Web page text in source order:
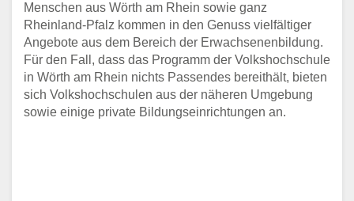
Menschen aus Wörth am Rhein sowie ganz
Rheinland-Pfalz kommen in den Genuss vielfältiger
Angebote aus dem Bereich der Erwachsenenbildung.
Für den Fall, dass das Programm der Volkshochschule
in Wörth am Rhein nichts Passendes bereithält, bieten
sich Volkshochschulen aus der näheren Umgebung
sowie einige private Bildungseinrichtungen an.